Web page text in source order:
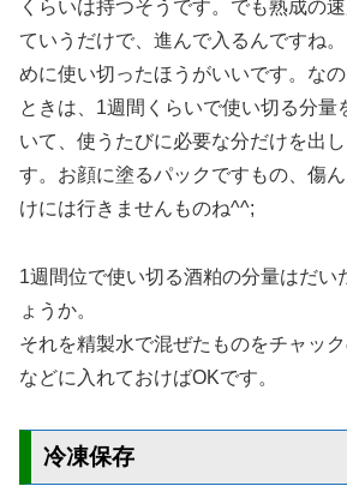
くらいは持つそうです。でも熟成の
ていうだけで、進んで入るんですね
めに使い切ったほうがいいです。な
ときは、1週間くらいで使い切る分量
いて、使うたびに必要な分だけを出
す。お顔に塗るパックですもの、傷
けには行きませんものね^^;
1週間位で使い切る酒粕の分量はだい
ょうか。
それを精製水で混ぜたものをチャッ
などに入れておけばOKです。
冷凍保存